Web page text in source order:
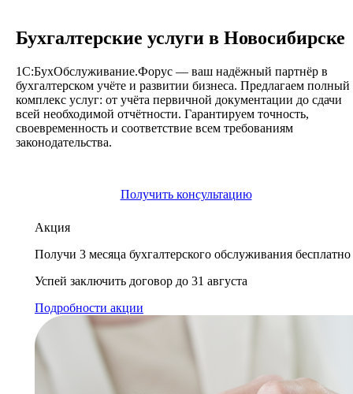
Бухгалтерские услуги в Новосибирске
1С:БухОбслуживание.Форус — ваш надёжный партнёр в
бухгалтерском учёте и развитии бизнеса. Предлагаем полный
комплекс услуг: от учёта первичной документации до сдачи
всей необходимой отчётности. Гарантируем точность,
своевременность и соответствие всем требованиям
законодательства.
Получить консультацию
Акция
Получи 3 месяца бухгалтерского обслуживания бесплатно
Успей заключить договор до 31 августа
Подробности акции